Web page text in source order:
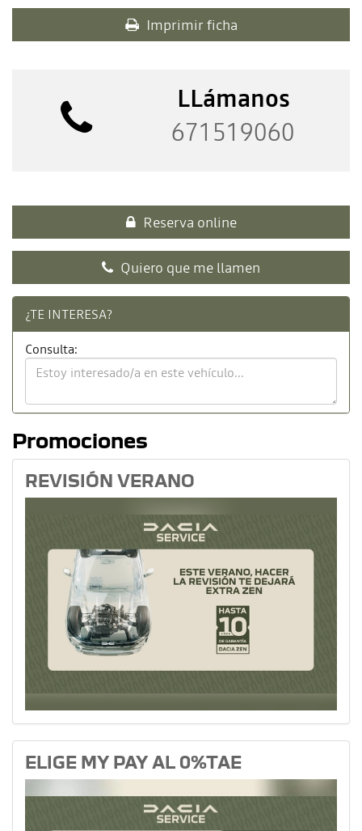
Imprimir ficha
LLámanos
671519060
Reserva online
Quiero que me llamen
¿TE INTERESA?
Consulta:
Promociones
REVISIÓN VERANO
ELIGE MY PAY AL 0%TAE